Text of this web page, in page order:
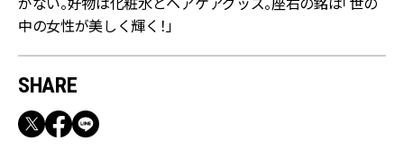
中の女性が美しく輝く！」
SHARE